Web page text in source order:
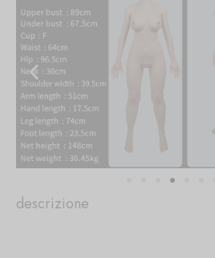
descrizione